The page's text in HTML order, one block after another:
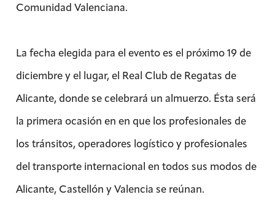
Comunidad Valenciana.
La fecha elegida para el evento es el próximo 19 de
diciembre y el lugar, el Real Club de Regatas de
Alicante, donde se celebrará un almuerzo. Ésta será
la primera ocasión en en que los profesionales de
los tránsitos, operadores logístico y profesionales
del transporte internacional en todos sus modos de
Alicante, Castellón y Valencia se reúnan.